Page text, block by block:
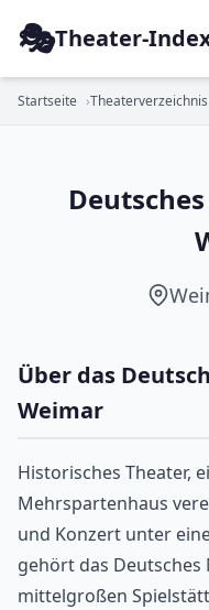
🎭Theater-
Startseite Theaterverzeichnis
Über das
Weimar
Historisches Theater,
Mehrspartenhaus
und Konzert unter
gehört das
mittelgroßen